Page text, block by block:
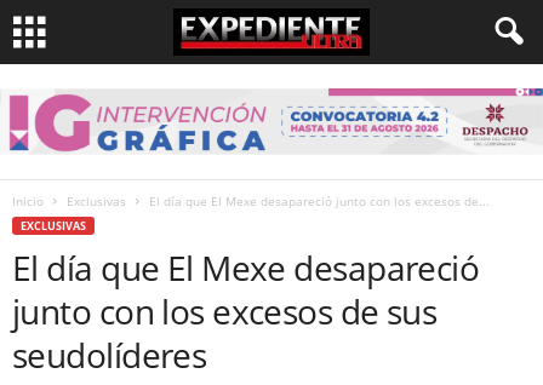
Inicio Exclusivas El día que El Mexe desapareció junto con los excesos de...
EXCLUSIVAS
El día que El Mexe desapareció
junto con los excesos de sus
seudolíderes